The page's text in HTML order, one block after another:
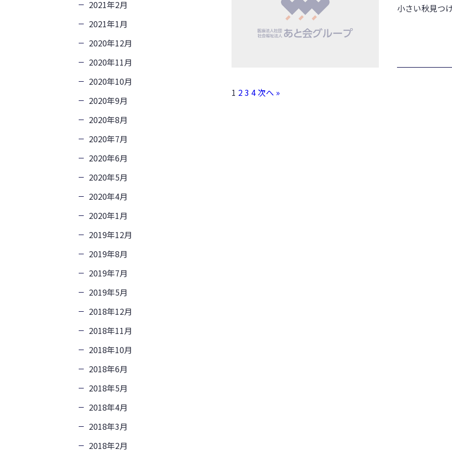
小さい秋見つ
1 23 4次へ »
2021年2月
2021年1月
2020年12月
2020年11月
2020年10月
2020年9月
2020年8月
2020年7月
2020年6月
2020年5月
2020年4月
2020年1月
2019年12月
2019年8月
2019年7月
2019年5月
2018年12月
2018年11月
2018年10月
2018年6月
2018年5月
2018年4月
2018年3月
2018年2月